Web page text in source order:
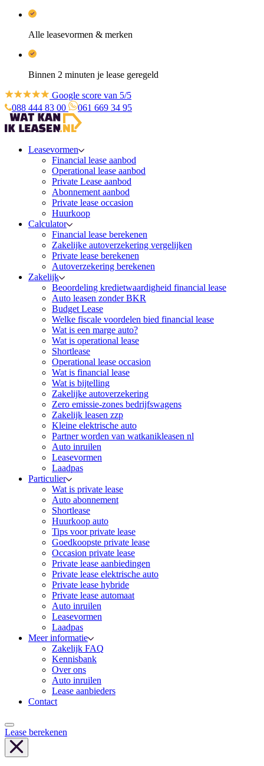
Alle leasevormen & merken
Binnen 2 minuten je lease geregeld
Google score van 5/5
088 444 83 00
061 669 34 95
Leasevormen
Financial lease aanbod
Operational lease aanbod
Private Lease aanbod
Abonnement aanbod
Private lease occasion
Huurkoop
Calculator
Financial lease berekenen
Zakelijke autoverzekering vergelijken
Private lease berekenen
Autoverzekering berekenen
Zakelijk
Beoordeling kredietwaardigheid financial lease
Auto leasen zonder BKR
Budget Lease
Welke fiscale voordelen bied financial lease
Wat is een marge auto?
Wat is operational lease
Shortlease
Operational lease occasion
Wat is financial lease
Wat is bijtelling
Zakelijke autoverzekering
Zero emissie-zones bedrijfswagens
Zakelijk leasen zzp
Kleine elektrische auto
Partner worden van watkanikleasen nl
Auto inruilen
Leasevormen
Laadpas
Particulier
Wat is private lease
Auto abonnement
Shortlease
Huurkoop auto
Tips voor private lease
Goedkoopste private lease
Occasion private lease
Private lease aanbiedingen
Private lease elektrische auto
Private lease hybride
Private lease automaat
Auto inruilen
Leasevormen
Laadpas
Meer informatie
Zakelijk FAQ
Kennisbank
Over ons
Auto inruilen
Lease aanbieders
Contact
Lease berekenen